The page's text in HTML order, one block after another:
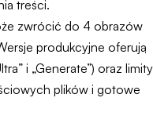
treści.
zwrócić do 4 obrazów
produkcyjne oferują
i „Generate”) oraz limity
plików i gotowe